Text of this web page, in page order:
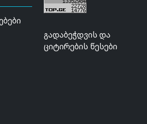
გადაბეჭდვის და
ციტირების წესები